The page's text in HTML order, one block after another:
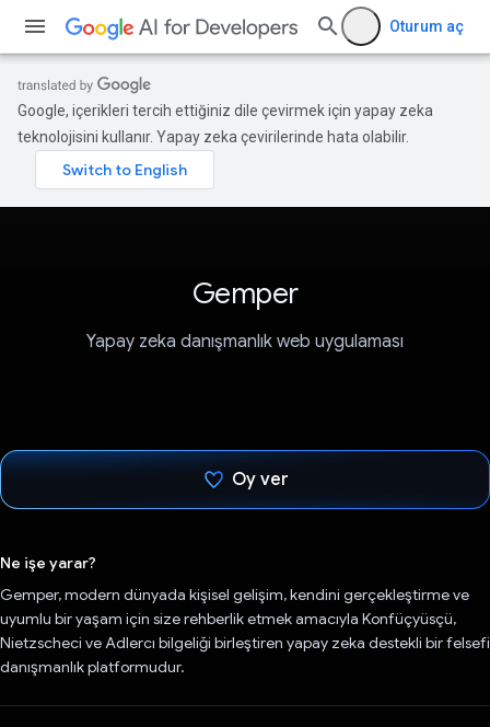
Oturum aç
Google, içerikleri tercih ettiğiniz dile çevirmek için yapay zeka
teknolojisini kullanır. Yapay zeka çevirilerinde hata olabilir.
Gemper
Yapay zeka danışmanlık web uygulaması
Oy ver
Ne işe yarar?
Gemper, modern dünyada kişisel gelişim, kendini gerçekleştirme ve
uyumlu bir yaşam için size rehberlik etmek amacıyla Konfüçyüsçü,
Nietzscheci ve Adlercı bilgeliği birleştiren yapay zeka destekli bir felsefi
danışmanlık platformudur.